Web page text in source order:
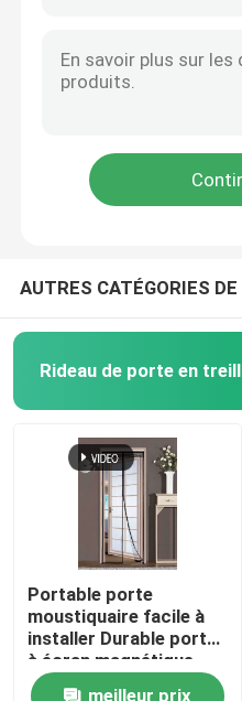
AUTRES CATÉGORIES DE
Rideau de porte en
Portable porte
moustiquaire facile à
installer Durable porte
à écran magnétique
meilleur prix